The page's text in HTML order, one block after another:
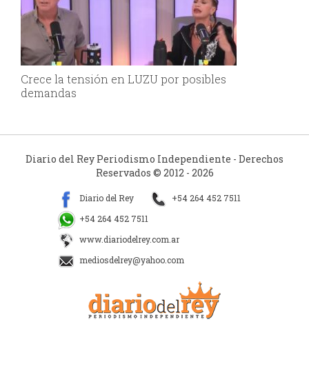
Crece la tensión en LUZU por posibles
demandas
Diario del Rey Periodismo Independiente - Derechos
Reservados © 2012 - 2026
Diario del Rey
+54 264 452 7511
+54 264 452 7511
www.diariodelrey.com.ar
mediosdelrey@yahoo.com